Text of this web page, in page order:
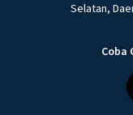
Selatan,
Coba